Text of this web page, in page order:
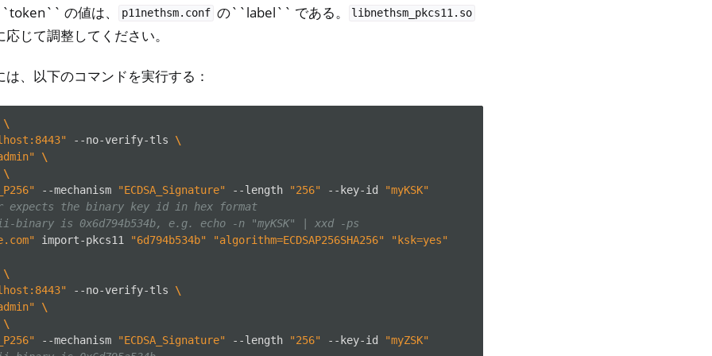
ア
の値は、 p11nethsm.conf の``label`` である。 libnethsm_pkcs11.so
じて調整してください。
、以下のコマンドを実行する：
\
--no-verify-tls
\
\
\
--mechanism "ECDSA_Signature" --length "256" --key-id
"myKSK"
expects the binary key id in hex format
binary is 0x6d794b534b, e.g. echo -n "myKSK" | xxd -ps
import-pkcs11 "6d794b534b" "algorithm=ECDSAP256SHA256" "ksk=yes"
\
--no-verify-tls
\
\
\
--mechanism "ECDSA_Signature" --length "256" --key-id
"myZSK"